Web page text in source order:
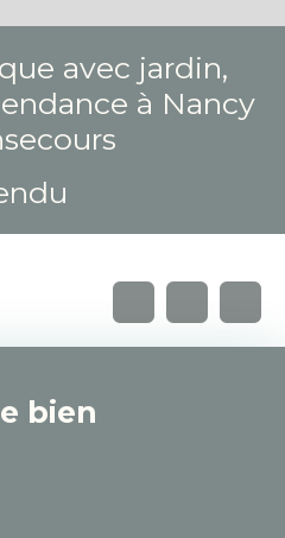
avec jardin,
à Nancy
bien